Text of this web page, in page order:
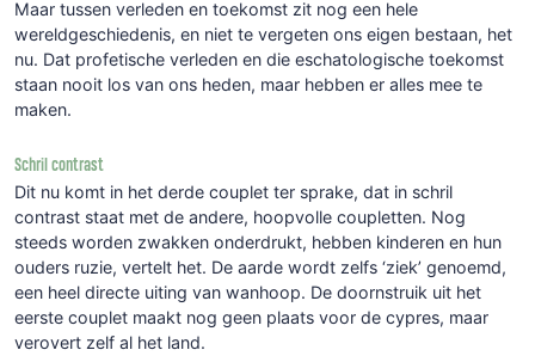
Maar tussen verleden en toekomst zit nog een hele
wereldgeschiedenis, en niet te vergeten ons eigen bestaan, het
nu. Dat profetische verleden en die eschatologische toekomst
staan nooit los van ons heden, maar hebben er alles mee te
maken.
Schril contrast
Dit nu komt in het derde couplet ter sprake, dat in schril
contrast staat met de andere, hoopvolle coupletten. Nog
steeds worden zwakken onderdrukt, hebben kinderen en hun
ouders ruzie, vertelt het. De aarde wordt zelfs ‘ziek’ genoemd,
een heel directe uiting van wanhoop. De doornstruik uit het
eerste couplet maakt nog geen plaats voor de cypres, maar
verovert zelf al het land.